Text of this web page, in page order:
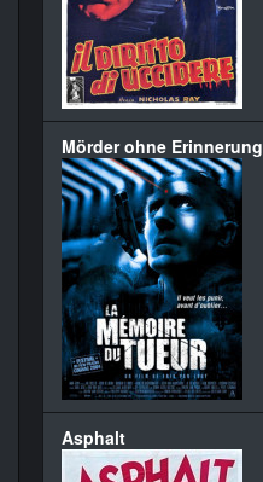
Mörder ohne Erinnerung
Asphalt